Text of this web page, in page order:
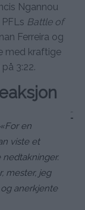
Ngannou
Battle of
Ferreira og
med kraftige
3:22.
«For en
viste et
mester, jeg
og anerkjente